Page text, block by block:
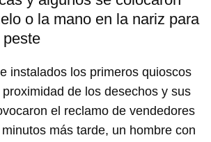
o la mano en la nariz para
peste
instalados los primeros quioscos
de los desechos y sus
el reclamo de vendedores
más tarde, un hombre con